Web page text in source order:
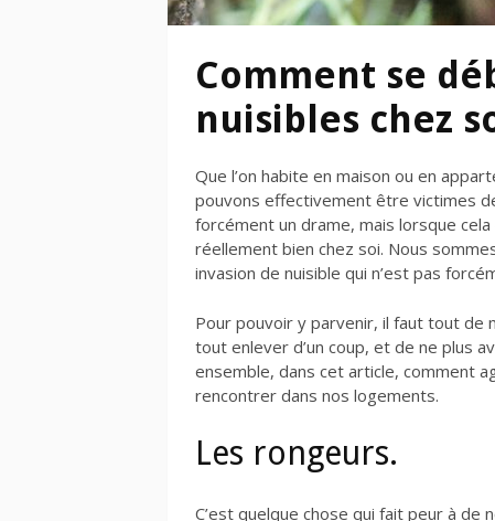
Comment se
nuisibles chez
Que l’on habite en maison ou en
pouvons effectivement être victimes de
forcément un drame, mais lorsque
réellement bien chez soi. Nous
invasion de nuisible qui n’est pas
Pour pouvoir y parvenir, il faut tout de
tout enlever d’un coup, et de ne plus
ensemble, dans cet article, comment
rencontrer dans nos logements.
Les rongeurs.
C’est quelque chose qui fait peur à